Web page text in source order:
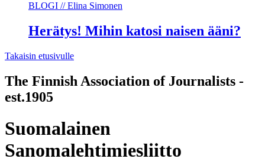
BLOGI // Elina Simonen
Herätys! Mihin katosi naisen ääni?
Takaisin etusivulle
The Finnish Association of Journalists -
est.1905
Suomalainen
Sanomalehtimiesliitto